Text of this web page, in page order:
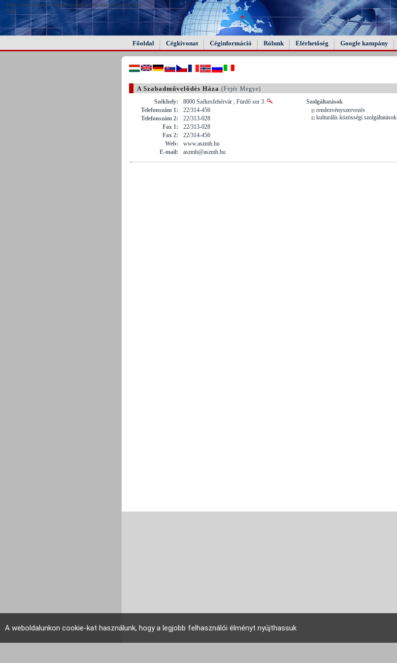
FAIL (the browser should render some flash content, not
this).
Főoldal Cégkivonat Céginformáció Rólunk Elérhetőség Google kampány
A Szabadművelődés Háza (Fejér Megye)
Székhely:
8000 Székesfehérvár , Fürdő sor 3.
Telefonszám 1:
22/314-456
Telefonszám 2:
22/313-028
Fax 1:
22/313-028
Fax 2:
22/314-456
Web:
www.aszmh.hu
E-mail:
aszmh@aszmh.hu
Szolgáltatások
rendezvényszervezés
kulturális közösségi szolgáltatások
A weboldalunkon cookie-kat használunk, hogy a legjobb felhasználói élményt nyújthassuk